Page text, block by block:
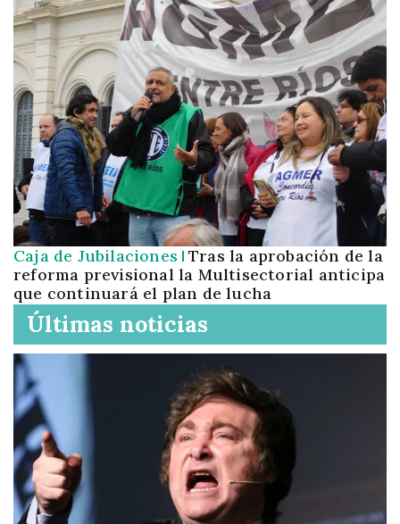
Caja de Jubilaciones Tras la aprobación de la
reforma previsional la Multisectorial anticipa
que continuará el plan de lucha
Últimas noticias